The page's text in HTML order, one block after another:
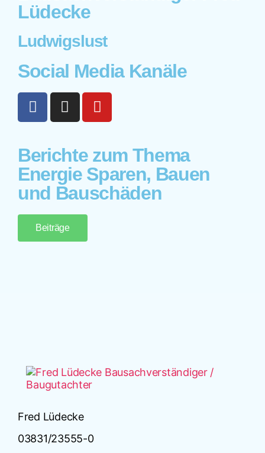
Lüdecke
Ludwigslust
Social Media Kanäle
Berichte zum Thema
Energie Sparen, Bauen
und Bauschäden
Beiträge
Fred Lüdecke
03831/23555-0